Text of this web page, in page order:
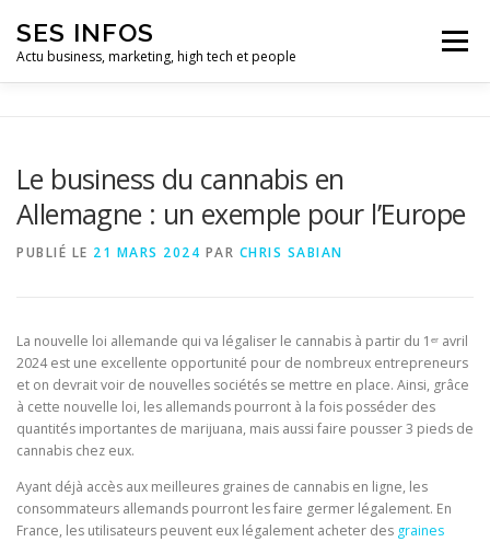
contenu
SES INFOS
Actu business, marketing, high tech et people
Menu
HIGH TECH ET INFORMATIQUE INFLUENCEURS
Le business du cannabis en
Allemagne : un exemple pour l’Europe
PUBLIÉ LE 21 MARS 2024 PAR CHRIS SABIAN
La nouvelle loi allemande qui va légaliser le cannabis à partir du 1ᵉʳ avril
2024 est une excellente opportunité pour de nombreux entrepreneurs
et on devrait voir de nouvelles sociétés se mettre en place. Ainsi, grâce
à cette nouvelle loi, les allemands pourront à la fois posséder des
quantités importantes de marijuana, mais aussi faire pousser 3 pieds de
cannabis chez eux.
Ayant déjà accès aux meilleures graines de cannabis en ligne, les
consommateurs allemands pourront les faire germer légalement. En
France, les utilisateurs peuvent eux légalement acheter des graines